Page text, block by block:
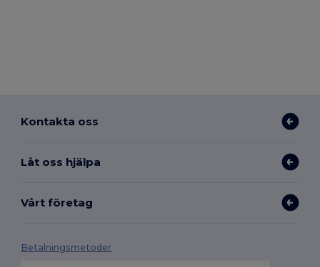
Kontakta oss
Låt oss hjälpa
Vårt företag
Betalningsmetoder